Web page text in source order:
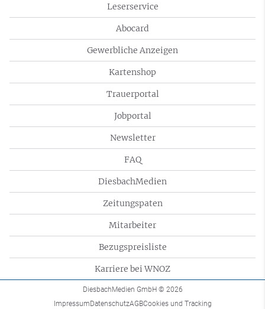
Leserservice
Abocard
Gewerbliche Anzeigen
Kartenshop
Trauerportal
Jobportal
Newsletter
FAQ
DiesbachMedien
Zeitungspaten
Mitarbeiter
Bezugspreisliste
Karriere bei WNOZ
DiesbachMedien GmbH © 2026
ImpressumDatenschutzAGBCookies und Tracking